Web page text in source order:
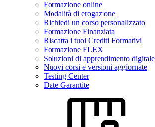
Formazione online
Modalità di erogazione
Richiedi un corso personalizzato
Formazione Finanziata
Riscatta i tuoi Crediti Formativi
Formazione FLEX
Soluzioni di apprendimento digitale
Nuovi corsi e versioni aggiornate
Testing Center
Date Garantite